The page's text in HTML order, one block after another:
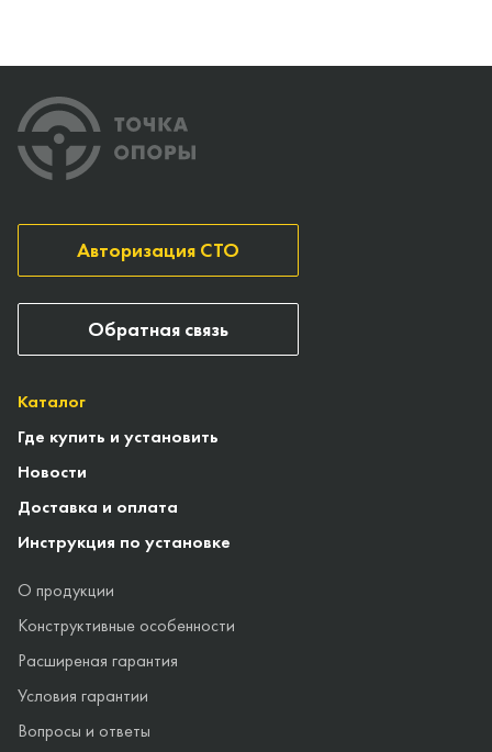
Каталог
Где купить и установить
Новости
Доставка и оплата
Инструкция по установке
О продукции
Конструктивные особенности
Расширеная гарантия
Условия гарантии
Вопросы и ответы
Авторизация СТО
Обратная связь